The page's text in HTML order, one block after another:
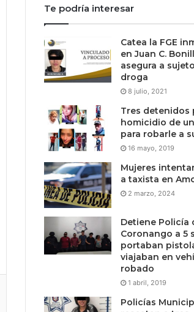
Te podría interesar
Catea la FGE
en Juan C.
asegura a
droga
8 julio, 2021
Tres detenidos
homicidio de
para robarle a
16 mayo, 2019
Mujeres
a taxista en
2 marzo, 2024
Detiene Policía
Coronango a 5
portaban
viajaban en
robado
1 abril, 2019
Policías